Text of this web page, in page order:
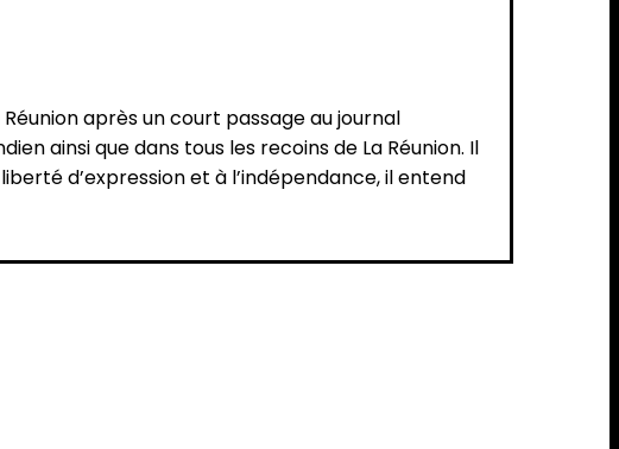
après un court passage au journal
ainsi que dans tous les recoins de La Réunion. Il
d’expression et à l’indépendance, il entend